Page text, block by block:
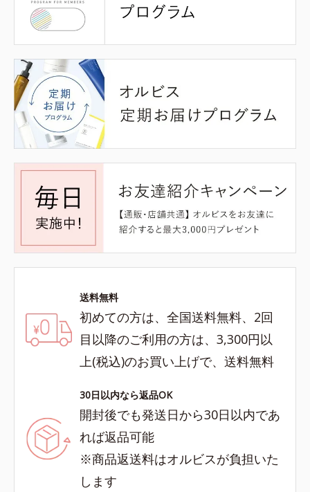
送料無料
初めての方は、全国送料無料、2回
目以降のご利用の方は、3,300円以
上(税込)のお買い上げで、送料無料
30日以内なら返品OK
開封後でも発送日から30日以内であ
れば返品可能
※商品返送料はオルビスが負担いた
します